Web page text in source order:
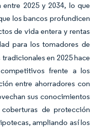
2025 y 2034, lo que
los bancos profundicen
de vida entera y rentas
para los tomadores de
en 2025 hace
frente a los
entre ahorradores con
sus conocimientos
de protección
ampliando así los